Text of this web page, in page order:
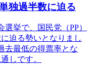
独過半数に迫る
挙で、国民党（PP）
迫る勢いとなりまし
去最低の得票率とな
しです。